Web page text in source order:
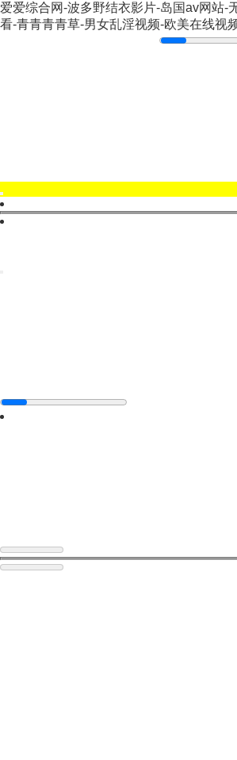
爱爱综合网-波多野结衣影片-岛国av网站-
看-青青青青草-男女乱淫视频-欧美在线视